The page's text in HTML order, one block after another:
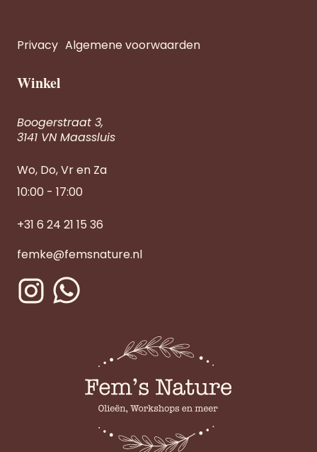
Privacy Algemene voorwaarden
Winkel
Boogerstraat 3,
3141 VN Maassluis
Wo, Do, Vr en Za
10:00 - 17:00
+31 6 24 21 15 36
femke@femsnature.nl